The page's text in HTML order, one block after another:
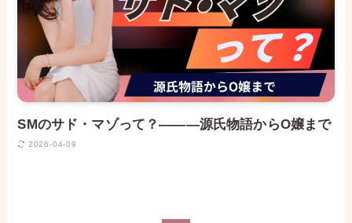
SMのサド・マゾって？―――源氏物語からO嬢まで
2026-04-09